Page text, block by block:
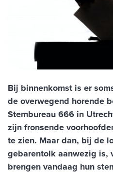
Bij binnenkomst is er
de overwegend horende
Stembureau 666 in
zijn fronsende
te zien. Maar dan, bij de
gebarentolk aanwezig is,
brengen vandaag hun